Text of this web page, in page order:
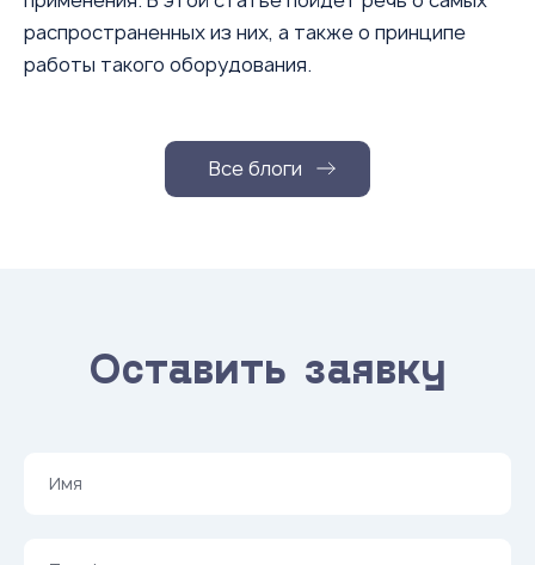
распространенных из них, а также о принципе
работы такого оборудования.
Все блоги
Оставить заявку